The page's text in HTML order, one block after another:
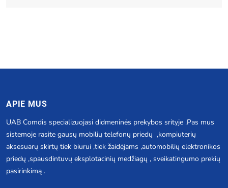
APIE MUS
UAB Comdis specializuojasi didmeninės prekybos srityje .Pas mus
sistemoje rasite gausų mobilių telefonų priedų ,kompiuterių
aksesuarų skirtų tiek biurui ,tiek žaidėjams ,automobilių elektronikos
priedų ,spausdintuvų eksplotacinių medžiagų , sveikatingumo prekių
pasirinkimą .